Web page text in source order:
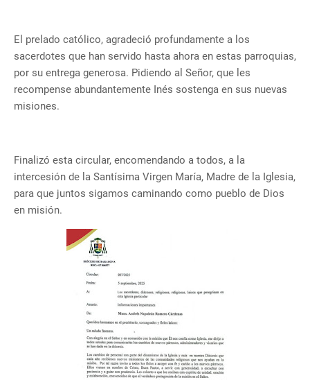
El prelado católico, agradeció profundamente a los
sacerdotes que han servido hasta ahora en estas parroquias,
por su entrega generosa. Pidiendo al Señor, que les
recompense abundantemente Inés sostenga en sus nuevas
misiones.
Finalizó esta circular, encomendando a todos, a la
intercesión de la Santísima Virgen María, Madre de la Iglesia,
para que juntos sigamos caminando como pueblo de Dios
en misión.